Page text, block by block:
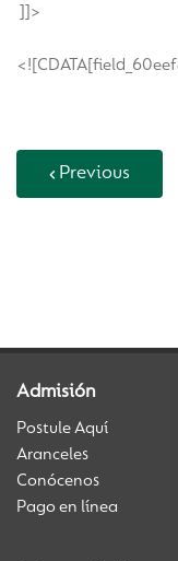
]]>
Previous
Admisión
Postule Aquí
Aranceles
Conócenos
Pago en línea